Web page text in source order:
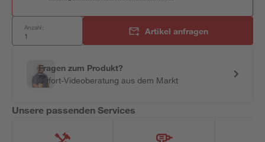
Anzahl: Artikel anfragen
Fragen zum Produkt?
Sofort-Videoberatung aus dem Markt
Unsere passenden Services